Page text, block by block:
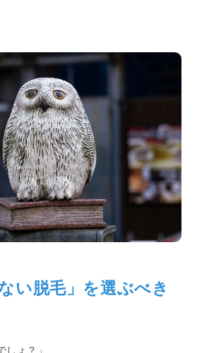
い脱毛」を選ぶべき
しょ？」